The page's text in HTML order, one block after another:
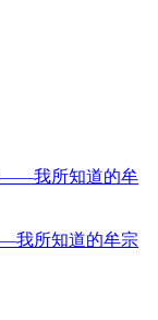
我所知道的牟宗